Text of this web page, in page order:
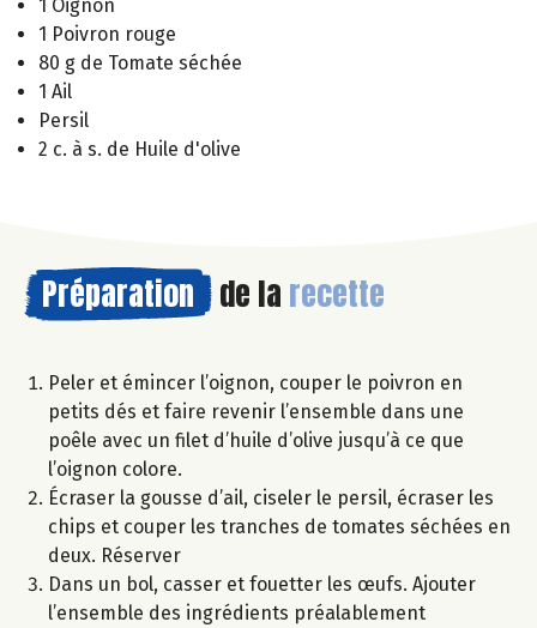
1 Oignon
1 Poivron rouge
80 g de Tomate séchée
1 Ail
Persil
2 c. à s. de Huile d'olive
Préparation de la recette
Peler et émincer l’oignon, couper le poivron en
petits dés et faire revenir l’ensemble dans une
poêle avec un filet d’huile d’olive jusqu’à ce que
l’oignon colore.
Écraser la gousse d’ail, ciseler le persil, écraser les
chips et couper les tranches de tomates séchées en
deux. Réserver
Dans un bol, casser et fouetter les œufs. Ajouter
l’ensemble des ingrédients préalablement